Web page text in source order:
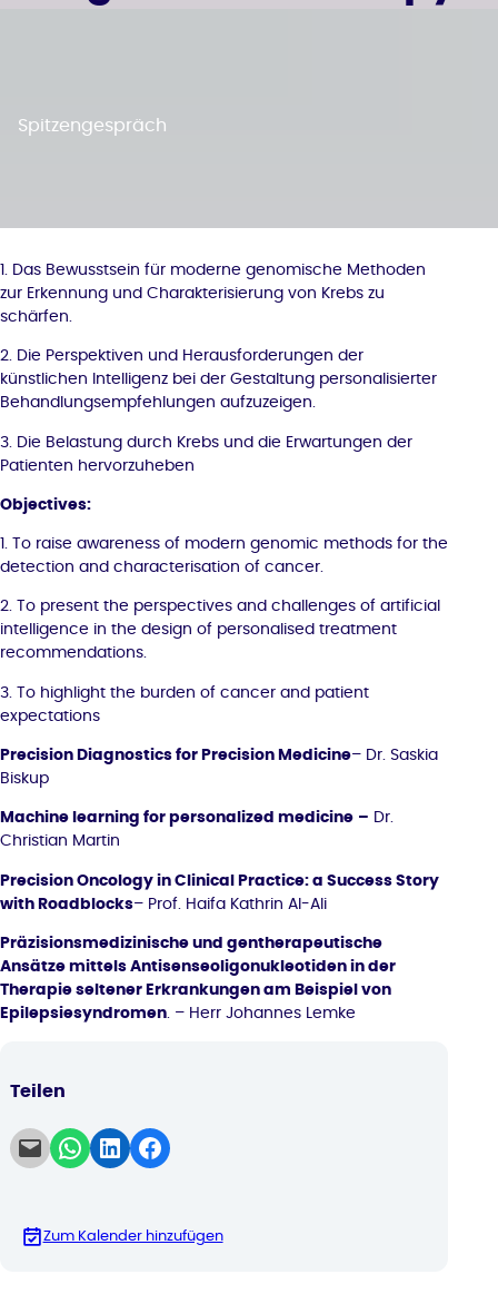
Spitzengespräch
1. Das Bewusstsein für moderne genomische Methoden
zur Erkennung und Charakterisierung von Krebs zu
schärfen.
2. Die Perspektiven und Herausforderungen der
künstlichen Intelligenz bei der Gestaltung personalisierter
Behandlungsempfehlungen aufzuzeigen.
3. Die Belastung durch Krebs und die Erwartungen der
Patienten hervorzuheben
Objectives:
1. To raise awareness of modern genomic methods for the
detection and characterisation of cancer.
2. To present the perspectives and challenges of artificial
intelligence in the design of personalised treatment
recommendations.
3. To highlight the burden of cancer and patient
expectations
Precision Diagnostics for Precision Medicine– Dr. Saskia
Biskup
Machine learning for personalized medicine – Dr.
Christian Martin
Precision Oncology in Clinical Practice: a Success Story
with Roadblocks– Prof. Haifa Kathrin Al-Ali
Präzisionsmedizinische und gentherapeutische
Ansätze mittels Antisenseoligonukleotiden in der
Therapie seltener Erkrankungen am Beispiel von
Epilepsiesyndromen. – Herr Johannes Lemke
Teilen
Email this Page Share on WhatsApp Share on LinkedIn Share on Facebook
Zum Kalender hinzufügen